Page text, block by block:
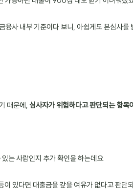
융사 내부 기준이다 보니, 아쉽게도 본심사를
때문에, 심사자가 위험하다고 판단되는 항목
는 사람인지 추가 확인을 하는데요.
있다면 대출금을 갚을 여유가 없다고 판단